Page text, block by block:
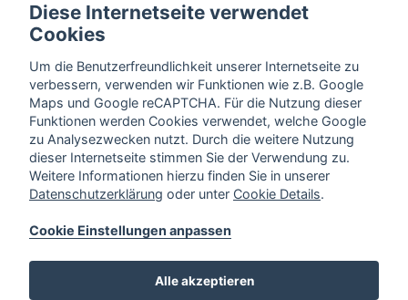
Produkt-Vorteile im Überblick
► liegt gut in der Hand
► Länge: 57 cm
► Material: Edelstahl und Buchenholz
BESCHREIBUNG
« zurück zur Übersicht
Diese Internetseite verwendet
Cookies
Um die Benutzerfreundlichkeit unserer Internetseite zu
verbessern, verwenden wir Funktionen wie z.B. Google
Maps und Google reCAPTCHA. Für die Nutzung dieser
Funktionen werden Cookies verwendet, welche Google
zu Analysezwecken nutzt. Durch die weitere Nutzung
dieser Internetseite stimmen Sie der Verwendung zu.
Weitere Informationen hierzu finden Sie in unserer
Datenschutzerklärung oder unter Cookie Details.
Cookie Einstellungen anpassen
Alle akzeptieren